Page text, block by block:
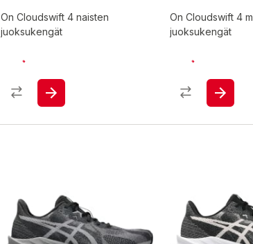
On Cloudswift 4 naisten
juoksukengät
On Cloudswift 4
juoksukengät